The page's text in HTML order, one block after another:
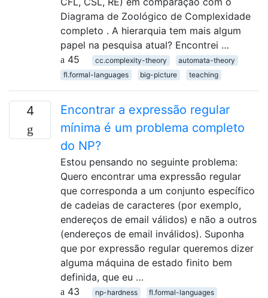
Diagrama de Zoológico de Complexidade
completo . A hierarquia tem mais algum
papel na pesquisa atual? Encontrei …
45
cc.complexity-theory
automata-theory
fl.formal-languages
big-picture teaching
4
Encontrar a expressão regular
mínima é um problema completo
do NP?
Estou pensando no seguinte problema:
Quero encontrar uma expressão regular
que corresponda a um conjunto específico
de cadeias de caracteres (por exemplo,
endereços de email válidos) e não a outros
(endereços de email inválidos). Suponha
que por expressão regular queremos dizer
alguma máquina de estado finito bem
definida, que eu …
43
np-hardness
fl.formal-languages